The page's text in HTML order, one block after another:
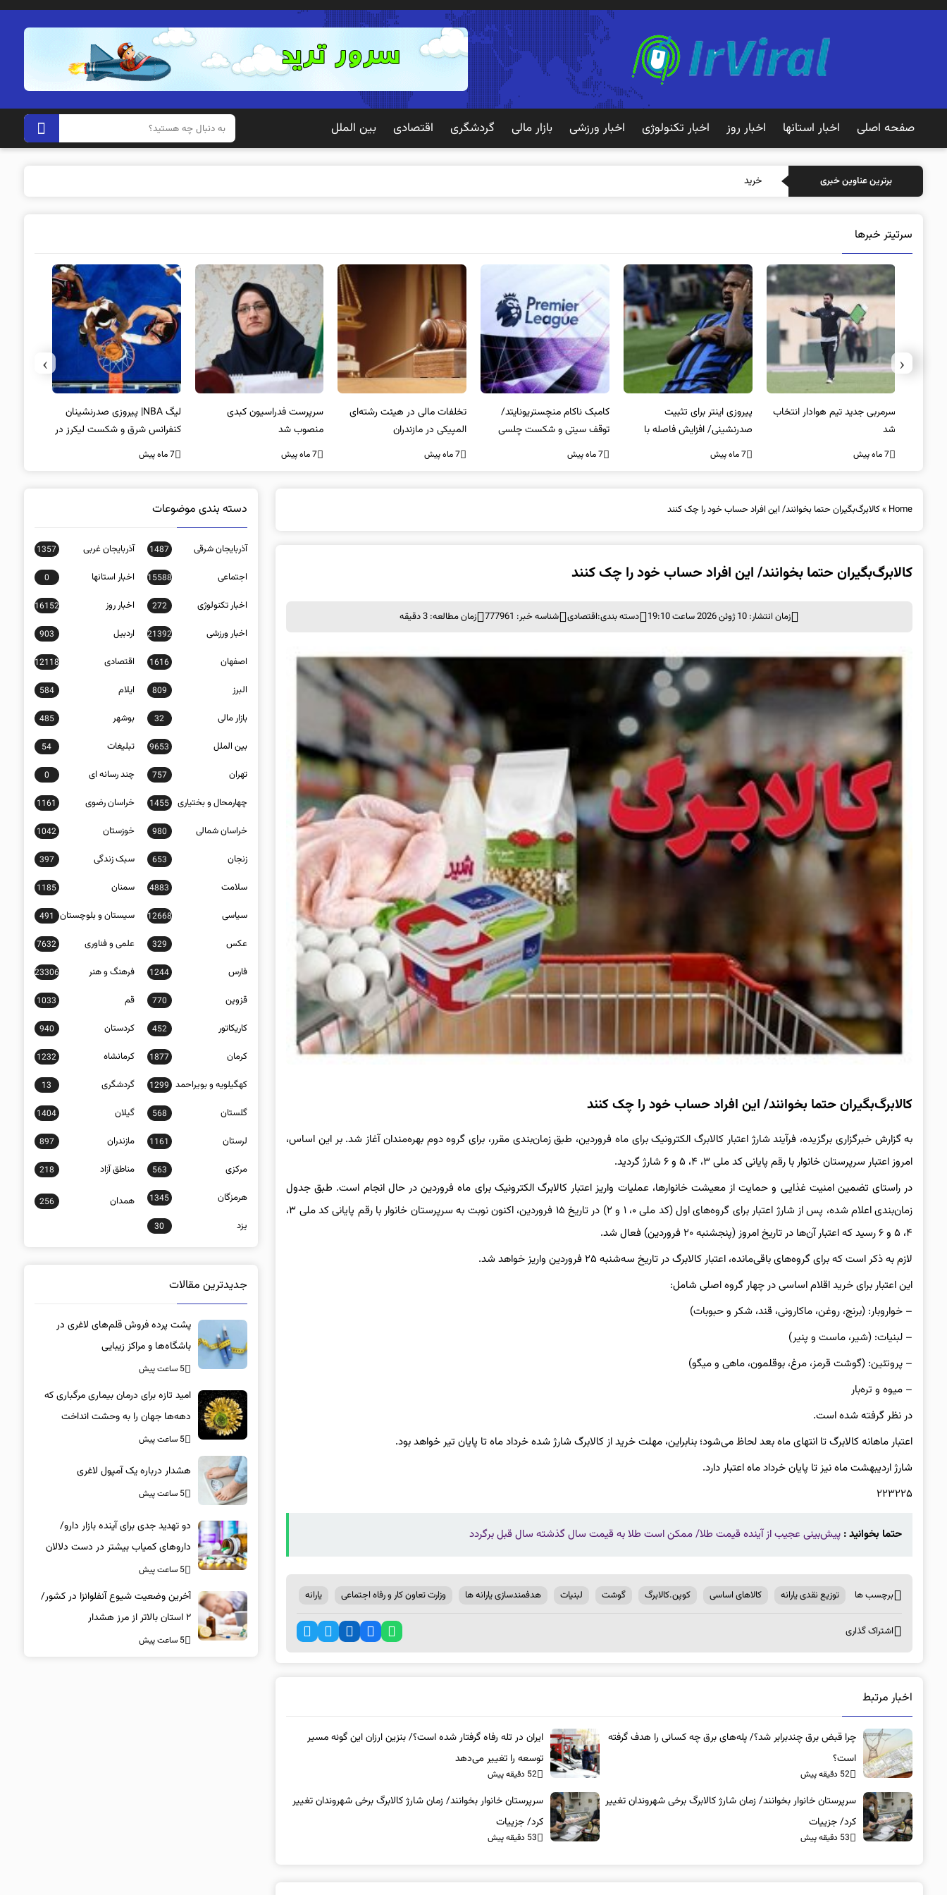
صفحه اصلی اخبار استانها اخبار روز اخبار تکنولوژی اخبار ورزشی بازار مالی گردشگری اقتصادی بین الملل
برترین عناوین خبری خرید بیمه: سنتی یا آنلاین؟
سرتیتر خبرها
سرمربی جدید تیم هوادار انتخاب
شد
7 ماه پیش
پیروزی اینتر برای تثبیت
صدرنشینی/ افزایش فاصله با
ناپولی
7 ماه پیش
کامبک ناکام منچستریونایتد/
توقف سیتی و شکست چلسی
7 ماه پیش
تخلفات مالی در هیئت رشته‌ای
المپیکی در مازندران
7 ماه پیش
سرپرست فدراسیون کبدی
منصوب شد
7 ماه پیش
لیگ NBA| پیروزی صدرنشینان
کنفرانس شرق و شکست لیکرز در
غیاب جیمز
7 ماه پیش
‹
›
Home
»کالابرگ‌بگیران حتما بخوانند/ این افراد حساب خود را چک کنند
کالابرگ‌بگیران حتما بخوانند/ این افراد حساب خود را چک کنند
زمان انتشار: 10 ژوئن 2026 ساعت 19:10 دسته بندی:اقتصادی شناسه خبر: 777961 زمان مطالعه: 3 دقیقه
کالابرگ‌بگیران حتما بخوانند/ این افراد حساب خود را چک کنند
به گزارش خبرگزاری برگزیده، فرآیند شارژ اعتبار کالابرگ الکترونیک برای ماه فروردین، طبق زمان‌بندی مقرر، برای گروه دوم بهره‌مندان آغاز شد. بر این اساس،
امروز اعتبار سرپرستان خانوار با رقم پایانی کد ملی ۳، ۴، ۵ و ۶ شارژ گردید.
در راستای تضمین امنیت غذایی و حمایت از معیشت خانوارها، عملیات واریز اعتبار کالابرگ الکترونیک برای ماه فروردین در حال انجام است. طبق جدول
زمان‌بندی اعلام شده، پس از شارژ اعتبار برای گروه‌های اول (کد ملی ۰، ۱ و ۲) در تاریخ ۱۵ فروردین، اکنون نوبت به سرپرستان خانوار با رقم پایانی کد ملی ۳،
۴، ۵ و ۶ رسید که اعتبار آن‌ها در تاریخ امروز (پنجشنبه ۲۰ فروردین) فعال شد.
لازم به ذکر است که برای گروه‌های باقی‌مانده، اعتبار کالابرگ در تاریخ سه‌شنبه ۲۵ فروردین واریز خواهد شد.
این اعتبار برای خرید اقلام اساسی در چهار گروه اصلی شامل:
– خواروبار: (برنج، روغن، ماکارونی، قند، شکر و حبوبات)
– لبنیات: (شیر، ماست و پنیر)
– پروتئین: (گوشت قرمز، مرغ، بوقلمون، ماهی و میگو)
– میوه و تره‌بار
در نظر گرفته شده است.
اعتبار ماهانه کالابرگ تا انتهای ماه بعد لحاظ می‌شود؛ بنابراین، مهلت خرید از کالابرگ شارژ شده خرداد ماه تا پایان تیر خواهد بود.
شارژ اردیبهشت ماه نیز تا پایان خرداد ماه اعتبار دارد.
۲۲۳۲۲۵
حتما بخوانید : پیش‌بینی عجیب از آینده قیمت طلا/ ممکن است طلا به قیمت سال گذشته سال قبل برگردد
برچسب ها توزیع نقدی یارانه کالاهای اساسی کوپن.کالابرگ گوشت لبنیات هدفمندسازی یارانه ​‌ها وزارت تعاون کار و رفاه اجتماعی یارانه
اشتراک گذاری
اخبار مرتبط
چرا قبض برق چندبرابر شد؟/ پله‌های برق چه کسانی را هدف گرفته
است؟
52 دقیقه پیش
ایران در تله رفاه گرفتار شده است؟/ بنزین ارزان این گونه مسیر
توسعه را تغییر می‌دهد
52 دقیقه پیش
سرپرستان خانوار بخوانند/ زمان شارژ کالابرگ برخی شهروندان تغییر
کرد/ جزییات
53 دقیقه پیش
سرپرستان خانوار بخوانند/ زمان شارژ کالابرگ برخی شهروندان تغییر
کرد/ جزییات
53 دقیقه پیش
دسته بندی موضوعات
آذربایجان شرقی 1487 آذربایجان غربی 1357
اجتماعی 15588 اخبار استانها 0
اخبار تکنولوژی 272 اخبار روز 16152
اخبار ورزشی 21392 اردبیل 903
اصفهان 1616 اقتصادی 12118
البرز 809 ایلام 584
بازار مالی 32 بوشهر 485
بین الملل 9653 تبلیغات 54
تهران 757 چند رسانه ای 0
چهارمحال و بختیاری 1455 خراسان رضوی 1161
خراسان شمالی 980 خوزستان 1042
زنجان 653 سبک زندگی 397
سلامت 4883 سمنان 1185
سیاسی 12668 سیستان و بلوچستان 491
عکس 329 علمی و فناوری 7632
فارس 1244 فرهنگ و هنر 23306
قزوین 770 قم 1033
کاریکاتور 452 کردستان 940
کرمان 1877 کرمانشاه 1232
کهگیلویه و بویراحمد 1299 گردشگری 13
گلستان 568 گیلان 1404
لرستان 1161 مازندران 897
مرکزی 563 مناطق آزاد 218
هرمزگان 1345 همدان 256
یزد 30
جدیدترین مقالات
پشت پرده فروش قلم‌های لاغری در
باشگاه‌ها و مراکز زیبایی
5 ساعت پیش
امید تازه برای درمان بیماری مرگباری که
دهه‌ها جهان را به وحشت انداخت
5 ساعت پیش
هشدار درباره یک آمپول لاغری
5 ساعت پیش
دو تهدید جدی برای آینده بازار دارو/
داروهای کمیاب بیشتر در دست دلالان
است تا بیماران/ کمبود در کدام گروه‌های
دارویی محسوس‌تر است؟
5 ساعت پیش
آخرین وضعیت شیوع آنفلوانزا در کشور/
۲ استان بالاتر از مرز هشدار
5 ساعت پیش